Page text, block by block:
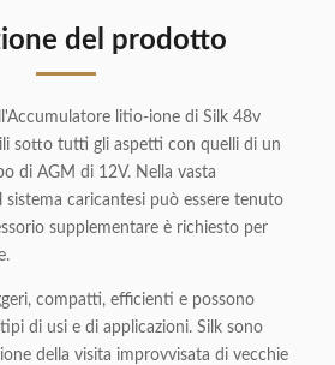
del prodotto
litio-ione di Silk 48v
sotto tutti gli aspetti con quelli di un
di AGM di 12V. Nella vasta
sistema caricantesi può essere tenuto
supplementare è richiesto per
compatti, efficienti e possono
di usi e di applicazioni. Silk sono
della visita improvvisata di vecchie